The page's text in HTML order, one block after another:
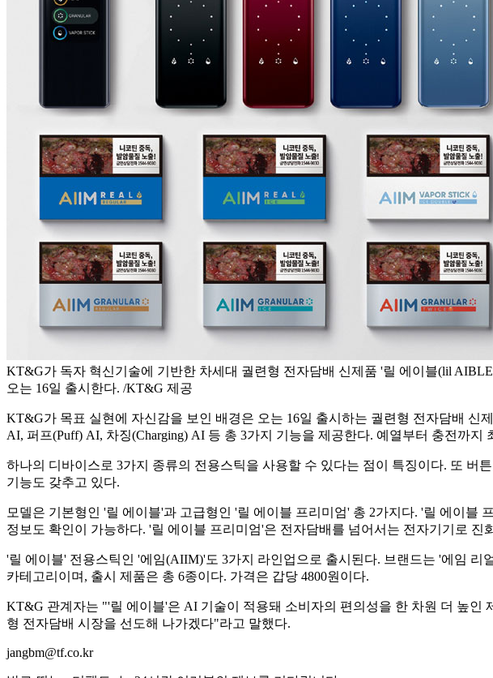
KT&G가 독자 혁신기술에 기반한 차세대 궐련형 전자담배 신제품 '릴 에이블(lil
오는 16일 출시한다. /KT&G 제공
KT&G가 목표 실현에 자신감을 보인 배경은 오는 16일 출시하는 궐련형 전자담배 신
AI, 퍼프(Puff) AI, 차징(Charging) AI 등 총 3가지 기능을 제공한다. 예열부터 충전까지
하나의 디바이스로 3가지 종류의 전용스틱을 사용할 수 있다는 점이 특징이다. 또 버
기능도 갖추고 있다.
모델은 기본형인 '릴 에이블'과 고급형인 '릴 에이블 프리미엄' 총 2가지다. '릴 에이블
정보도 확인이 가능하다. '릴 에이블 프리미엄'은 전자담배를 넘어서는 전자기기로
'릴 에이블' 전용스틱인 '에임(AIIM)'도 3가지 라인업으로 출시된다. 브랜드는 '에임
카테고리이며, 출시 제품은 총 6종이다. 가격은 갑당 4800원이다.
KT&G 관계자는 "'릴 에이블'은 AI 기술이 적용돼 소비자의 편의성을 한 차원 더 높
형 전자담배 시장을 선도해 나가겠다"라고 말했다.
jangbm@tf.co.kr